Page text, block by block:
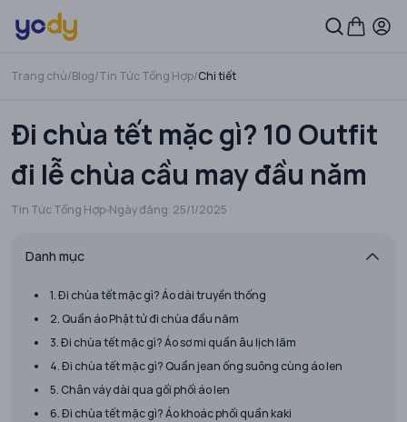
Trang chủ/Blog/Tin Tức Tổng Hợp/Chi tiết
Đi chùa tết mặc gì? 10 Outfit
đi lễ chùa cầu may đầu năm
Tin Tức Tổng Hợp Ngày đăng: 25/1/2025
Danh mục
1. Đi chùa tết mặc gì? Áo dài truyền thống
2. Quần áo Phật tử đi chùa đầu năm
3. Đi chùa tết mặc gì? Áo sơ mi quần âu lịch lãm
4. Đi chùa tết mặc gì? Quần jean ống suông cùng áo len
5. Chân váy dài qua gối phối áo len
6. Đi chùa tết mặc gì? Áo khoác phối quần kaki